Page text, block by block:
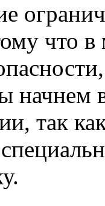
что
начнем
так